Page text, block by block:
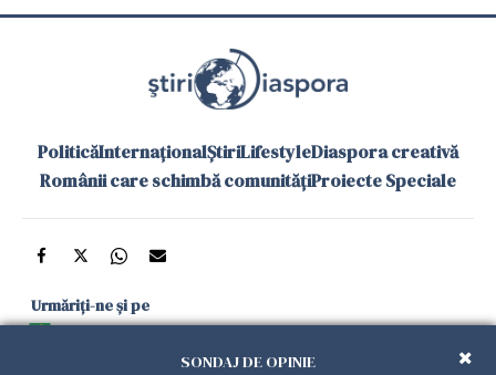
PoliticăInternaționalȘtiriLifestyleDiaspora creativă
Românii care schimbă comunitățiProiecte Speciale
Urmăriți-ne și pe
și în aplicațiile mobileSONDAJ DE OPINIE